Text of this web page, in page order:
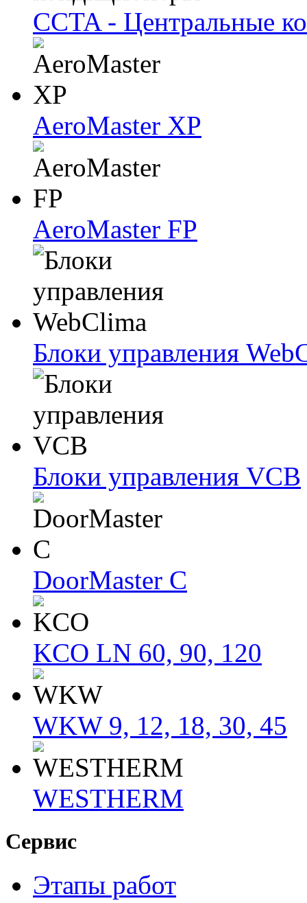
CCTA - Центральные
AeroMaster XP
AeroMaster FP
Блоки упрaвлeния
Блоки упрaвлeния VCB
DoorMaster C
KCO LN 60, 90, 120
WKW 9, 12, 18, 30, 45
WESTHERM
Сервис
Этапы работ